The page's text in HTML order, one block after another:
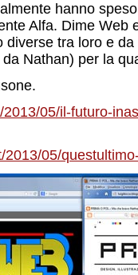
hanno
Alfa. Dime Web
diverse tra loro e
Nathan) per la
05/il-futuro-
05/